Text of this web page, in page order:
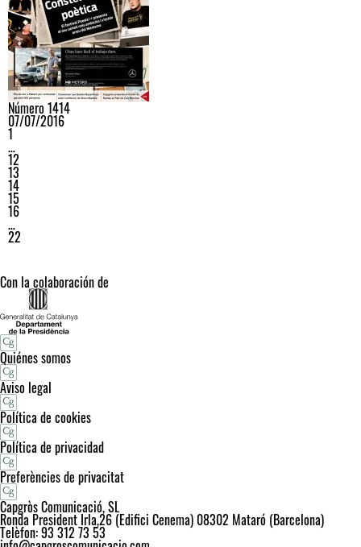
Número 1414
07/07/2016
1
…
12
13
14
15
16
…
22
Con la colaboración de
Quiénes somos
Aviso legal
Política de cookies
Política de privacidad
Preferències de privacitat
Capgròs Comunicació, SL
Ronda President Irla,26 (Edifici Cenema) 08302 Mataró (Barcelona)
Telèfon: 93 312 73 53